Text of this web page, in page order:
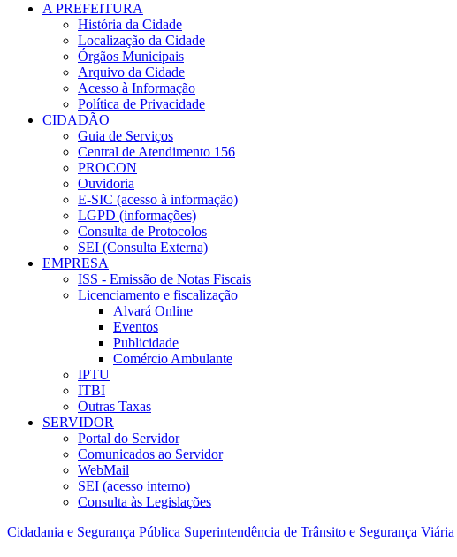
A PREFEITURA
História da Cidade
Localização da Cidade
Órgãos Municipais
Arquivo da Cidade
Acesso à Informação
Política de Privacidade
CIDADÃO
Guia de Serviços
Central de Atendimento 156
PROCON
Ouvidoria
E-SIC (acesso à informação)
LGPD (informações)
Consulta de Protocolos
SEI (Consulta Externa)
EMPRESA
ISS - Emissão de Notas Fiscais
Licenciamento e fiscalização
Alvará Online
Eventos
Publicidade
Comércio Ambulante
IPTU
ITBI
Outras Taxas
SERVIDOR
Portal do Servidor
Comunicados ao Servidor
WebMail
SEI (acesso interno)
Consulta às Legislações
Cidadania e Segurança Pública Superintendência de Trânsito e Segurança Viária